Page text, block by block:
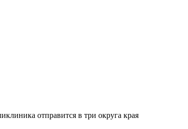
отправится в три округа края